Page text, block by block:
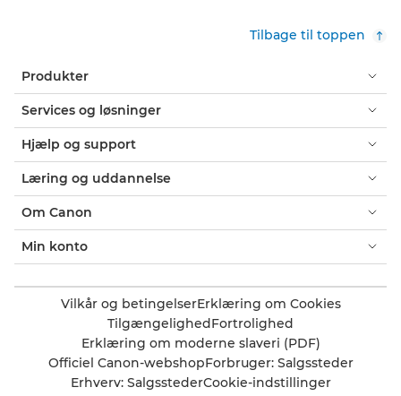
Tilbage til toppen
Produkter
Services og løsninger
Hjælp og support
Læring og uddannelse
Om Canon
Min konto
Vilkår og betingelserErklæring om Cookies
TilgængelighedFortrolighed
Erklæring om moderne slaveri (PDF)
Officiel Canon-webshopForbruger: Salgssteder
Erhverv: SalgsstederCookie-indstillinger